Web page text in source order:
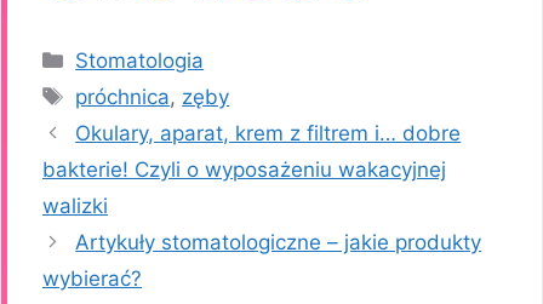
Kategorie
Stomatologia
Tagi
próchnica, zęby
Okulary, aparat, krem z filtrem i… dobre
bakterie! Czyli o wyposażeniu wakacyjnej
walizki
Artykuły stomatologiczne – jakie produkty
wybierać?